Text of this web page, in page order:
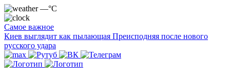
—°C
Самое важное
Киев выглядит как пылающая Преисподняя после нового
русского удара